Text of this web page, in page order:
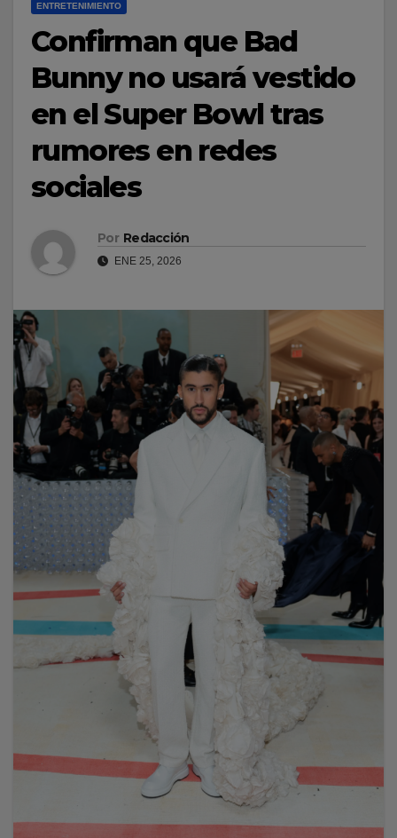
ENTRETENIMIENTO
Confirman que Bad
Bunny no usará vestido
en el Super Bowl tras
rumores en redes
sociales
Por Redacción
ENE 25, 2026